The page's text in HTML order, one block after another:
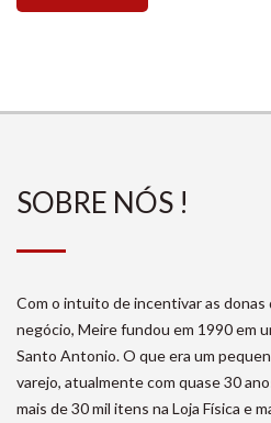
SOBRE NÓS !
Com o intuito de incentivar as donas
negócio, Meire fundou em 1990 em
Santo Antonio. O que era um
varejo, atualmente com quase 30
mais de 30 mil itens na Loja Física e